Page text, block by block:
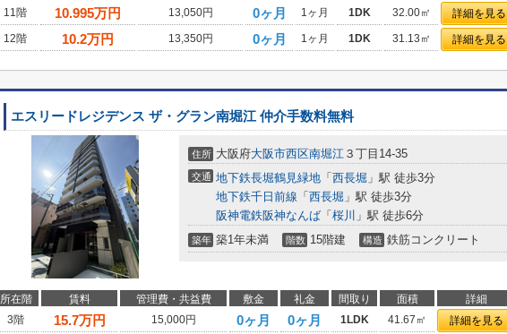
11階
10.995万円 13,050円 0ヶ月 1ヶ月 1DK 32.00㎡ 詳細を見る
12階
10.2万円 13,350円 0ヶ月 1ヶ月 1DK 31.13㎡ 詳細を見る
エスリードレジデンス ザ・グラン南堀江 仲介手数料無料
住所 大阪府大阪市西区南堀江 ３丁目14-35
交通 地下鉄長堀鶴見緑地 「 西長堀 」駅 徒歩3分
地下鉄千日前線 「 西長堀 」駅 徒歩3分
阪神電鉄阪神なんば 「 桜川 」駅 徒歩6分
築年 築1年未満 階数 15階建 構造 鉄筋コンクリート
所在階 賃料 管理費・共益費 敷金 礼金 間取り 面積 詳細
3階
15.7万円 15,000円 0ヶ月 0ヶ月 1LDK 41.67㎡ 詳細を見る